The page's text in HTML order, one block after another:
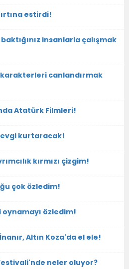
estirdi!
insanlarla çalışmak
karakterleri canlandırmak
Atatürk Filmleri!
kurtaracak!
kırmızı çizgim!
çok özledim!
oynamayı özledim!
Altın Koza'da el ele!
neler oluyor?